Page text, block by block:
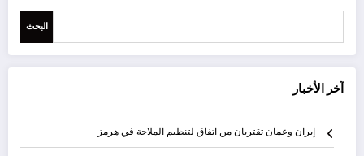
البحث
آخر الأخبار
إيران وعمان تقتربان من اتفاق لتنظيم الملاحة في هرمز